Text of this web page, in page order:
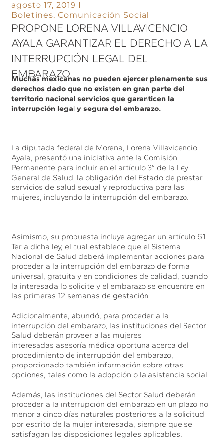
agosto 17, 2019
Boletines,Comunicación Social
PROPONE LORENA VILLAVICENCIO
AYALA GARANTIZAR EL DERECHO A LA
INTERRUPCIÓN LEGAL DEL
EMBARAZO
Muchas mexicanas no pueden ejercer plenamente sus
derechos dado que no existen en gran parte del
territorio nacional servicios que garanticen la
interrupción legal y segura del embarazo.
La diputada federal de Morena, Lorena Villavicencio
Ayala, presentó una iniciativa ante la Comisión
Permanente para incluir en el artículo 3° de la Ley
General de Salud, la obligación del Estado de prestar
servicios de salud sexual y reproductiva para las
mujeres, incluyendo la interrupción del embarazo.
Asimismo, su propuesta incluye agregar un artículo 61
Ter a dicha ley, el cual establece que el Sistema
Nacional de Salud deberá implementar acciones para
proceder a la interrupción del embarazo de forma
universal, gratuita y en condiciones de calidad, cuando
la interesada lo solicite y el embarazo se encuentre en
las primeras 12 semanas de gestación.
Adicionalmente, abundó, para proceder a la
interrupción del embarazo, las instituciones del Sector
Salud deberán proveer a las mujeres
interesadas asesoría médica oportuna acerca del
procedimiento de interrupción del embarazo,
proporcionado también información sobre otras
opciones, tales como la adopción o la asistencia social.
Además, las instituciones del Sector Salud deberán
proceder a la interrupción del embarazo en un plazo no
menor a cinco días naturales posteriores a la solicitud
por escrito de la mujer interesada, siempre que se
satisfagan las disposiciones legales aplicables.